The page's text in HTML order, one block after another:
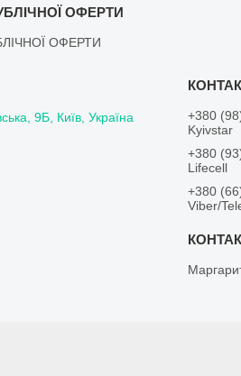
ОФЕРТИ
ОФЕРТИ
9Б, Київ, Україна
+380
Kyivstar
+380
Lifecell
+380
Viber/